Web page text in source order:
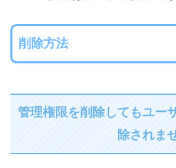
削除方法
管理権限を削除してもユー
除されま